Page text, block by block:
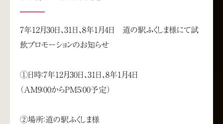
7年12月30日、31日、8年1月4日 道の駅ふくしま様にて試
飲プロモーションのお知らせ
①日時：7年12月30日、31日、8年1月4日
（AM9：00からPM5：00予定）
②場所：道の駅ふくしま様